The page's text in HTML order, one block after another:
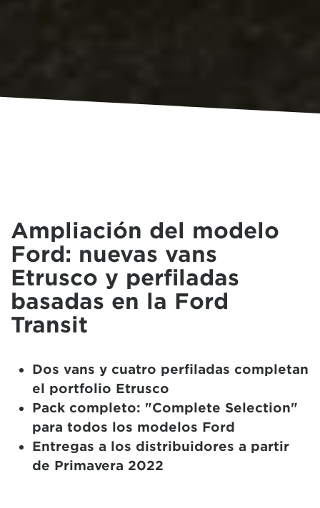
Ampliación del modelo
Ford: nuevas vans
Etrusco y perfiladas
basadas en la Ford
Transit
Dos vans y cuatro perfiladas completan
el portfolio Etrusco
Pack completo: "Complete Selection"
para todos los modelos Ford
Entregas a los distribuidores a partir
de Primavera 2022